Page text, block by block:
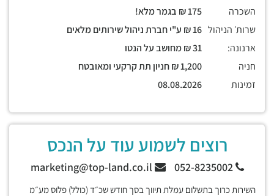
השכרה
שרות׳ הניהול
ארנונה:
חניה
זמינות
רוצים לשמוע עוד על הנכס
052-8235002
השירות כרוך בתשלום עמלת תיווך בסך חודש שכ״ד (כולל) פלוס מע״מ